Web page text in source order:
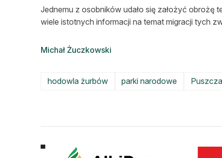
Jednemu z osobników udało się założyć obrożę
wiele istotnych informacji na temat migracji tych
Michał Żuczkowski
hodowla żurbów parki narodowe